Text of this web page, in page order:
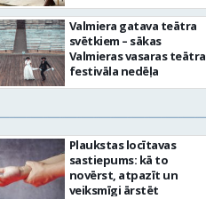
Valmiera gatava teātra
svētkiem – sākas
Valmieras vasaras teātra
festivāla nedēļa
Plaukstas locītavas
sastiepums: kā to
novērst, atpazīt un
veiksmīgi ārstēt